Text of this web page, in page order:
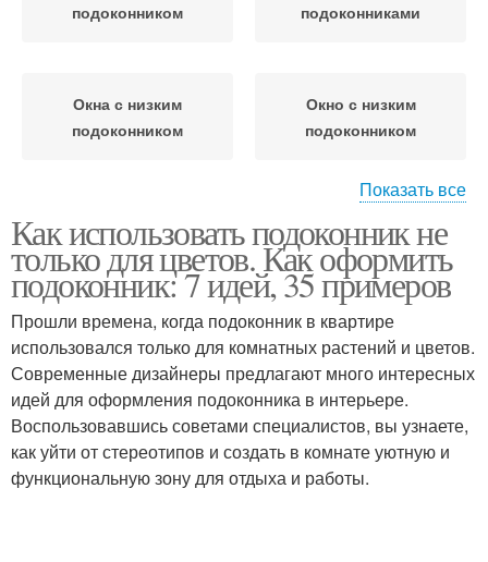
подоконником
подоконниками
Окна с низким
подоконником
Окно с низким
подоконником
Изголовье к окну Низкое окно
Эркерное окно
Показать все
Как использовать подоконник не
только для цветов. Как оформить
подоконник: 7 идей, 35 примеров
Прошли времена, когда подоконник в квартире
использовался только для комнатных растений и цветов.
Современные дизайнеры предлагают много интересных
идей для оформления подоконника в интерьере.
Воспользовавшись советами специалистов, вы узнаете,
как уйти от стереотипов и создать в комнате уютную и
функциональную зону для отдыха и работы.